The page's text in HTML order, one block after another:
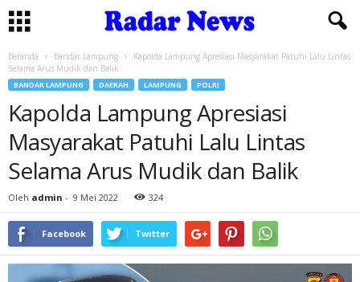
Beranda Bandar Lampung
Kapolda Lampung Apresiasi Masyarakat Patuhi Lalu Lintas
Selama Arus Mudik dan Balik
BANDAR LAMPUNG DAERAH LAMPUNG POLRI
Kapolda Lampung Apresiasi
Masyarakat Patuhi Lalu Lintas
Selama Arus Mudik dan Balik
Oleh admin - 9 Mei 2022 324
Facebook Twitter